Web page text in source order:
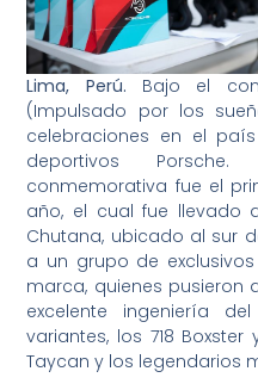
Lima, Perú. Bajo el
(Impulsado por los
celebraciones en el
deportivos
conmemorativa fue el
año, el cual fue llevado
Chutana, ubicado al sur
a un grupo de
marca, quienes pusieron
excelente ingeniería
variantes, los 718 Boxster
Taycan y los legendarios